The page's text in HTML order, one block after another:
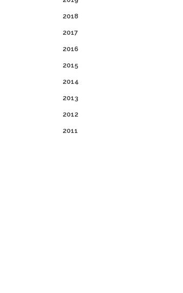
2018
2017
2016
2015
2014
2013
2012
2011